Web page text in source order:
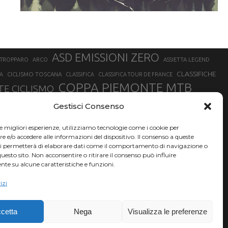
Gestisci Consenso
migliori esperienze, utilizziamo tecnologie come i cookie per
e/o accedere alle informazioni del dispositivo. Il consenso a queste
permetterà di elaborare dati come il comportamento di navigazione o
sito. Non acconsentire o ritirare il consenso può influire
su alcune caratteristiche e funzioni.
Nega Visualizza le preferenze
ARCO ASD EMISSIONI ZERO ASSIETTA LEGEND
CICLISMO TOSCANA CLASSIFICA CLASSIFICA TOUR DE FRANCE CLASSIFICHE
CICLISMO COPPA PIEMONTE MTB
FABIO ARU FIAB FINALE LIGURE
HERVÉ BARMASSE INSUBRIA BIKE FESTIVAL
LUCA BRAIDOT MARATHON BIKE DELLA BRIANZA
MATHIEU VAN DER POEL
TRIATHLON OLIMPICO